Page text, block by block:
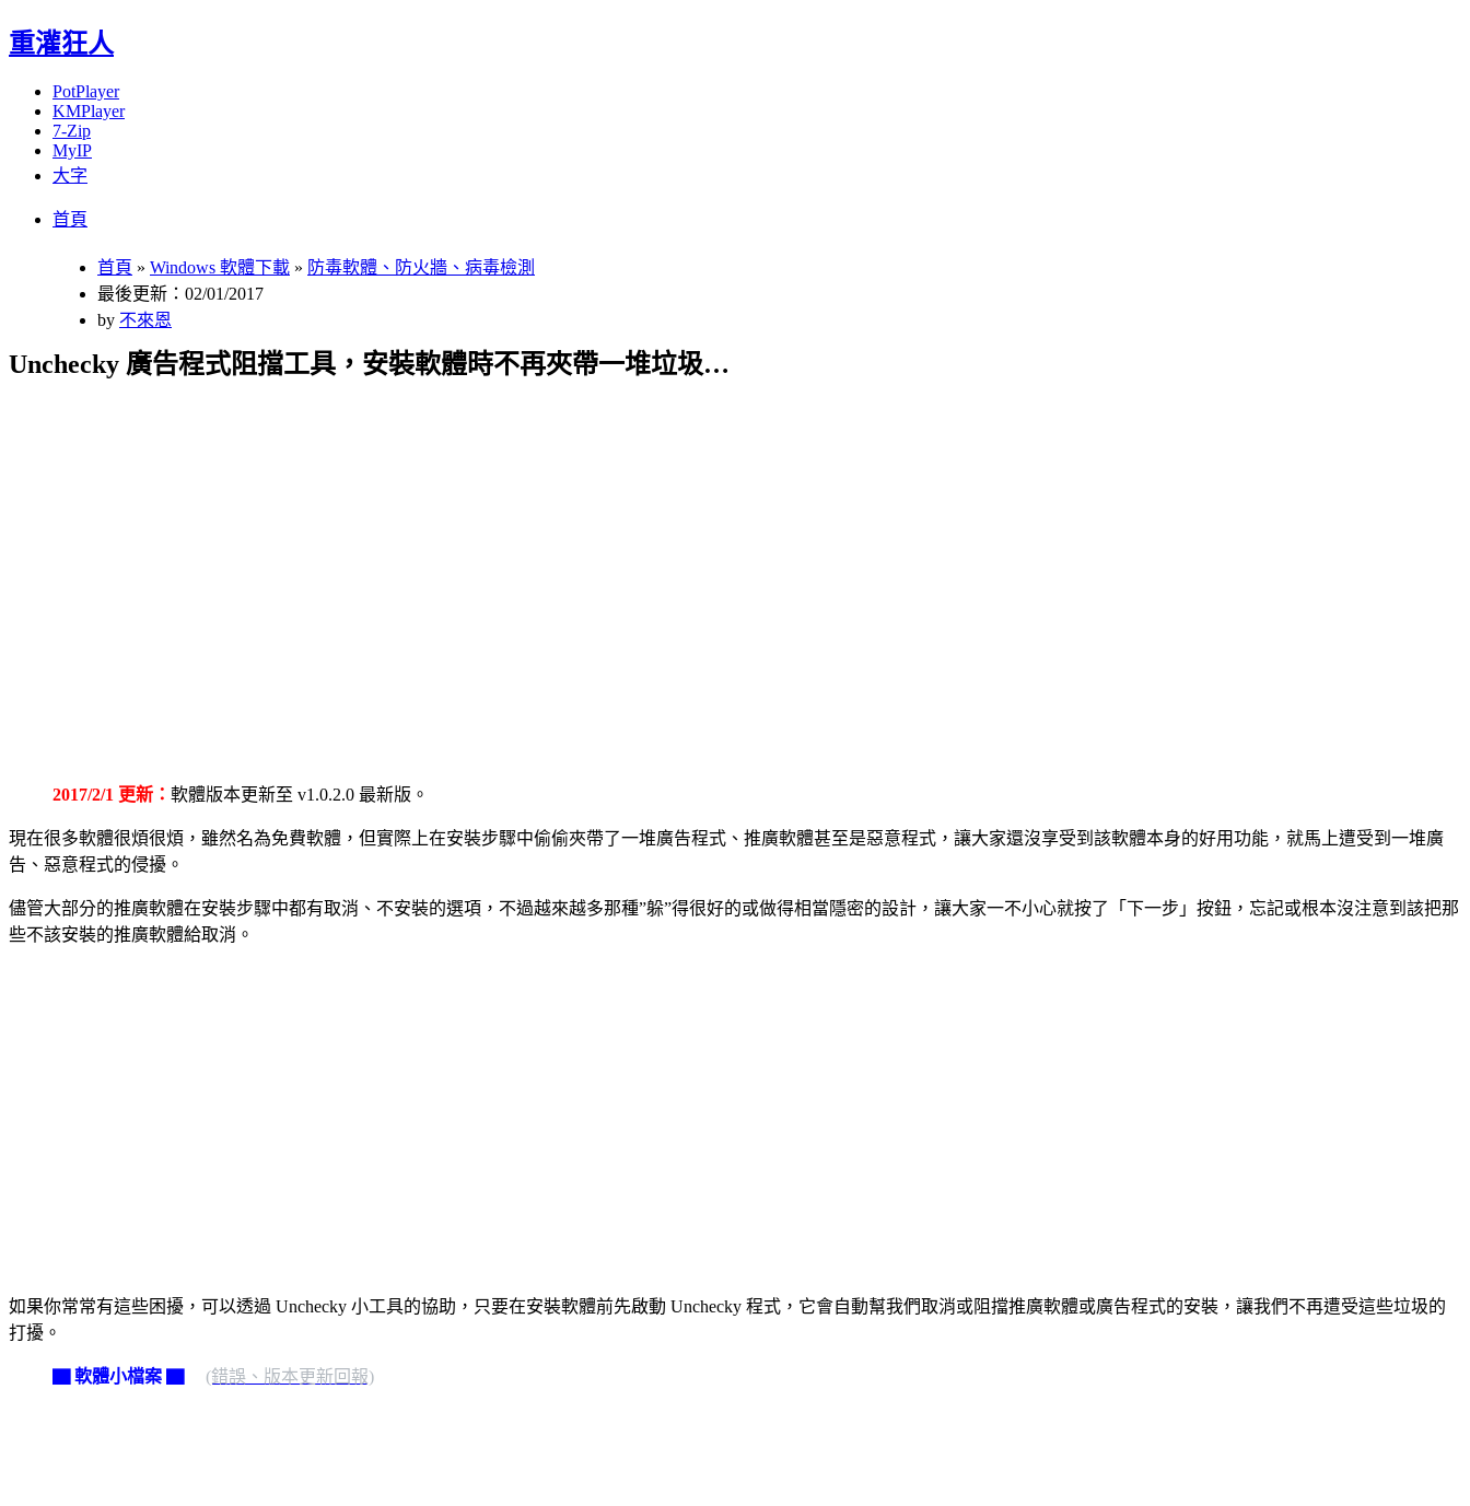
重灌狂人
PotPlayer
KMPlayer
7-Zip
MyIP
大字
首頁
首頁 » Windows 軟體下載 » 防毒軟體、防火牆、病毒檢測
最後更新：02/01/2017
by 不來恩
Unchecky 廣告程式阻擋工具，安裝軟體時不再夾帶一堆垃圾…
2017/2/1 更新： 軟體版本更新至 v1.0.2.0 最新版。
現在很多軟體很煩很煩，雖然名為免費軟體，但實際上在安裝步驟中偷偷夾帶了一堆廣告程式、推廣軟體甚至是惡意程式，讓大家還沒享受到該軟體本身的好用功能，就馬上遭受到一堆廣
告、惡意程式的侵擾。
儘管大部分的推廣軟體在安裝步驟中都有取消、不安裝的選項，不過越來越多那種”躲”得很好的或做得相當隱密的設計，讓大家一不小心就按了「下一步」按鈕，忘記或根本沒注意到該把那
些不該安裝的推廣軟體給取消。
如果你常常有這些困擾，可以透過 Unchecky 小工具的協助，只要在安裝軟體前先啟動 Unchecky 程式，它會自動幫我們取消或阻擋推廣軟體或廣告程式的安裝，讓我們不再遭受這些垃圾的
打擾。
▇ 軟體小檔案 ▇ (錯誤、版本更新回報)